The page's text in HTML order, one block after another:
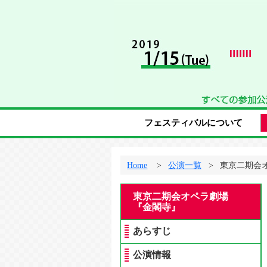
フェスティバルについて
Home 公演一覧 東京二期会
東京二期会オペラ劇場
『金閣寺』
あらすじ
公演情報